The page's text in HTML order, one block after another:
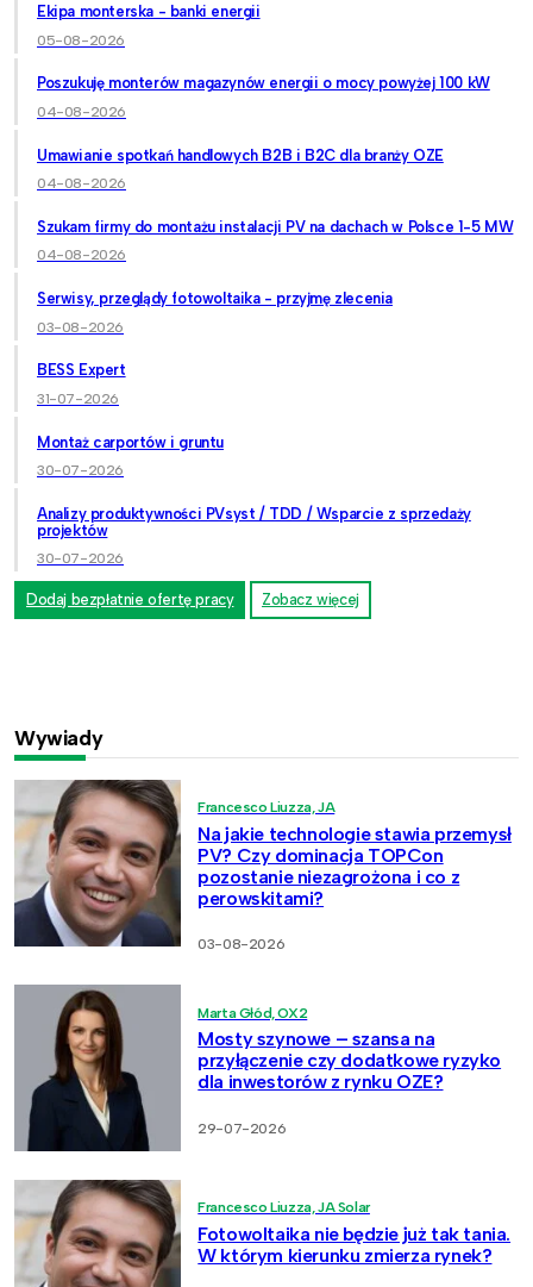
Ekipa monterska - banki energii
05-08-2026
Poszukuję monterów magazynów energii o mocy powyżej 100 kW
04-08-2026
Umawianie spotkań handlowych B2B i B2C dla branży OZE
04-08-2026
Szukam firmy do montażu instalacji PV na dachach w Polsce 1-5 MW
04-08-2026
Serwisy, przeglądy fotowoltaika - przyjmę zlecenia
03-08-2026
BESS Expert
31-07-2026
Montaż carportów i gruntu
30-07-2026
Analizy produktywności PVsyst / TDD / Wsparcie z sprzedaży
projektów
30-07-2026
Dodaj bezpłatnie ofertę pracy Zobacz więcej
Wywiady
Francesco Liuzza, JA
Na jakie technologie stawia przemysł
PV? Czy dominacja TOPCon
pozostanie niezagrożona i co z
perowskitami?
03-08-2026
Marta Głód, OX2
Mosty szynowe – szansa na
przyłączenie czy dodatkowe ryzyko
dla inwestorów z rynku OZE?
29-07-2026
Francesco Liuzza, JA Solar
Fotowoltaika nie będzie już tak tania.
W którym kierunku zmierza rynek?